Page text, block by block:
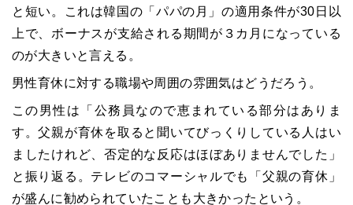
と短い。これは韓国の「パパの月」の適用条件が30日以
上で、ボーナスが支給される期間が３カ月になっている
のが大きいと言える。
男性育休に対する職場や周囲の雰囲気はどうだろう。
この男性は「公務員なので恵まれている部分はありま
す。父親が育休を取ると聞いてびっくりしている人はい
ましたけれど、否定的な反応はほぼありませんでした」
と振り返る。テレビのコマーシャルでも「父親の育休」
が盛んに勧められていたことも大きかったという。